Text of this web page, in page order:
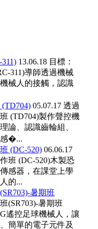
13.06.18 目標：
導師透過機械
械人的接觸，認識
05.07.17 透過
製作聲控機
論、認識齒輪組、
感�...
(DC-520) 06.06.17
木製恐
感器，在課堂上學
的...
暑期班
遙控足球機械人，讓
簡單的電子元件及